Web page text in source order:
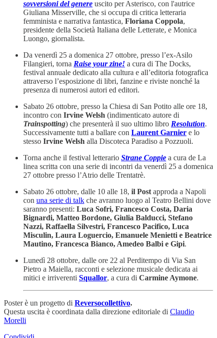
sovversioni del genere uscito per Asterisco, con l'autrice
Giuliana Misserville, che si occupa di critica letteraria
femminista e narrativa fantastica, Floriana Coppola,
presidente della Società Italiana delle Letterate, e Monica
Luongo, giornalista.
Da venerdì 25 a domenica 27 ottobre, presso l’ex-Asilo
Filangieri, torna Raise your zine! a cura di The Docks,
festival annuale dedicato alla cultura e all’editoria fotografica
attraverso l’esposizione di libri, fanzine e riviste nonché la
presenza di numerosi autori ed editori.
Sabato 26 ottobre, presso la Chiesa di San Potito alle ore 18,
incontro con Irvine Welsh (indimenticato autore di
Trainspotting) che presenterà il suo ultimo libro Resolution.
Successivamente tutti a ballare con Laurent Garnier e lo
stesso Irvine Welsh alla Discoteca Paradiso a Pozzuoli.
Torna anche il festival letterario Strane Coppie a cura de La
linea scritta con una serie di incontri da venerdì 25 a domenica
27 ottobre presso l’Atrio delle Trentatrè.
Sabato 26 ottobre, dalle 10 alle 18, il Post approda a Napoli
con una serie di talk che avranno luogo al Teatro Bellini dove
saranno presenti: Luca Sofri, Francesco Costa, Daria
Bignardi, Matteo Bordone, Giulia Balducci, Stefano
Nazzi, Raffaella Silvestri, Francesco Pacifico, Luca
Misculin, Laura Loguercio, Emanuele Menietti e Beatrice
Mautino, Francesca Bianco, Amedeo Balbi e Gipi.
Lunedì 28 ottobre, dalle ore 22 al Perditempo di Via San
Pietro a Maiella, racconti e selezione musicale dedicata ai
mitici e irriverenti Squallor, a cura di Carmine Aymone.
Poster è un progetto di Reversocollettivo.
Questa uscita è coordinata dalla direzione editoriale di Claudio
Morelli